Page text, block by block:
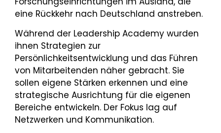
eine Rückkehr nach Deutschland anstreben.
Während der Leadership Academy wurden
ihnen Strategien zur
Persönlichkeitsentwicklung und das Führen
von Mitarbeitenden näher gebracht. Sie
sollen eigene Stärken erkennen und eine
strategische Ausrichtung für die eigenen
Bereiche entwickeln. Der Fokus lag auf
Netzwerken und Kommunikation.